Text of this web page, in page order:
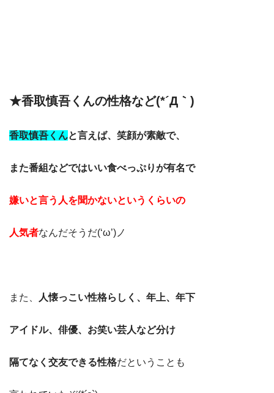
★香取慎吾くんの性格など(*´Д｀)
香取慎吾くんと言えば、笑顔が素敵で、
また番組などではいい食べっぷりが有名で
嫌いと言う人を聞かないというくらいの
人気者なんだそうだ(‘ω’)ノ
また、 人懐っこい性格らしく、年上、年下
アイドル、俳優、お笑い芸人など分け
隔てなく交友できる性格だということも